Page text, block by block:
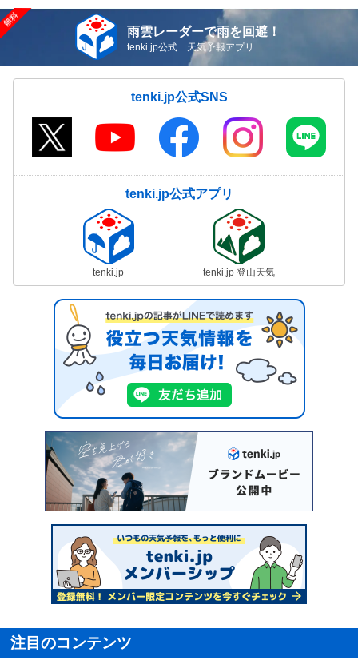
雨雲レーダーで雨を回避！
tenki.jp公式 天気予報アプリ
tenki.jp公式SNS
tenki.jp公式アプリ
tenki.jp tenki.jp 登山天気
注目のコンテンツ